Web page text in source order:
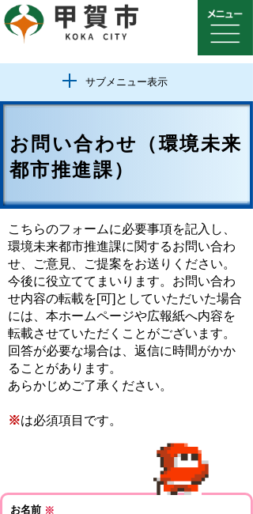
サブメニュー表示
お問い合わせ（環境未来
都市推進課）
こちらのフォームに必要事項を記入し、
環境未来都市推進課に関するお問い合わ
せ、ご意見、ご提案をお送りください。
今後に役立ててまいります。お問い合わ
せ内容の転載を[可]としていただいた場合
には、本ホームページや広報紙へ内容を
転載させていただくことがございます。
回答が必要な場合は、返信に時間がかか
ることがあります。
あらかじめご了承ください。
※は必須項目です。
お名前 ※